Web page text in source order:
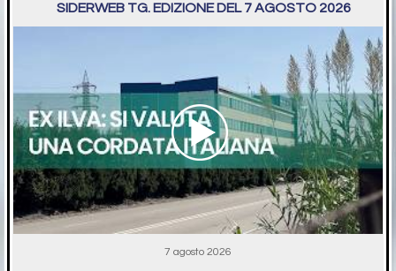
SIDERWEB TG. EDIZIONE DEL 7 AGOSTO 2026
7 agosto 2026